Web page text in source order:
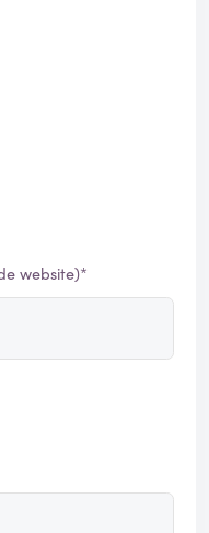
website)*